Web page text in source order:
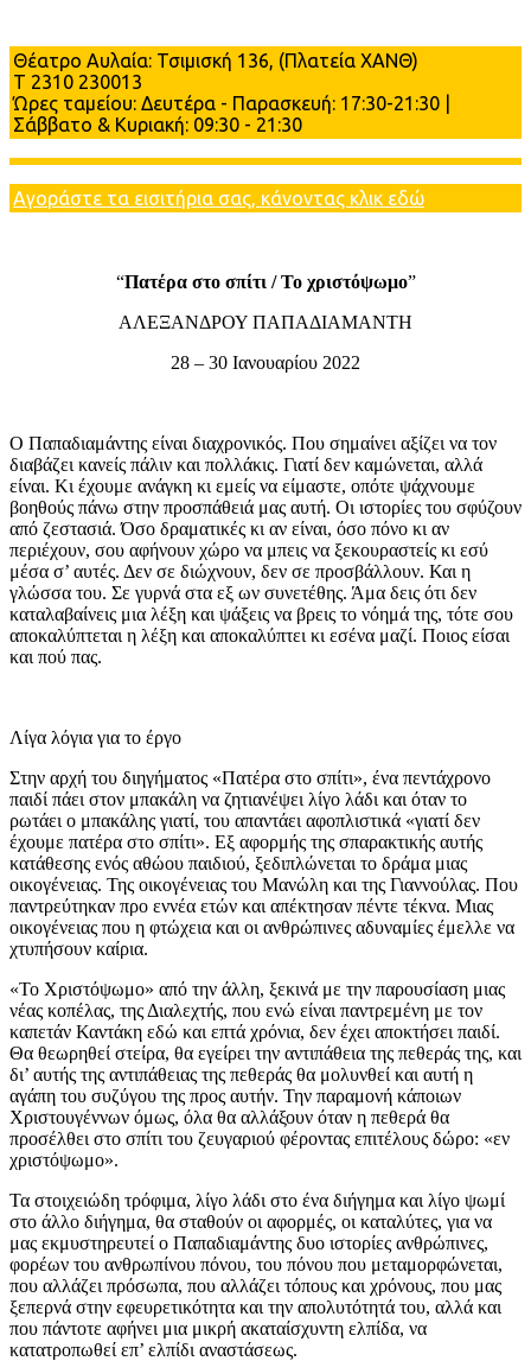
Θέατρο Αυλαία: Τσιμισκή 136, (Πλατεία ΧΑΝΘ)
Τ 2310 230013
Ώρες ταμείου: Δευτέρα - Παρασκευή: 17:30-21:30 |
Σάββατο & Κυριακή: 09:30 - 21:30
Αγοράστε τα εισιτήρια σας, κάνοντας κλικ εδώ
“Πατέρα στο σπίτι / Το χριστόψωμο”
ΑΛΕΞΑΝΔΡΟΥ ΠΑΠΑΔΙΑΜΑΝΤΗ
28 – 30 Ιανουαρίου 2022
Ο Παπαδιαμάντης είναι διαχρονικός. Που σημαίνει αξίζει να τον
διαβάζει κανείς πάλιν και πολλάκις. Γιατί δεν καμώνεται, αλλά
είναι. Κι έχουμε ανάγκη κι εμείς να είμαστε, οπότε ψάχνουμε
βοηθούς πάνω στην προσπάθειά μας αυτή. Οι ιστορίες του σφύζουν
από ζεστασιά. Όσο δραματικές κι αν είναι, όσο πόνο κι αν
περιέχουν, σου αφήνουν χώρο να μπεις να ξεκουραστείς κι εσύ
μέσα σ’ αυτές. Δεν σε διώχνουν, δεν σε προσβάλλουν. Και η
γλώσσα του. Σε γυρνά στα εξ ων συνετέθης. Άμα δεις ότι δεν
καταλαβαίνεις μια λέξη και ψάξεις να βρεις το νόημά της, τότε σου
αποκαλύπτεται η λέξη και αποκαλύπτει κι εσένα μαζί. Ποιος είσαι
και πού πας.
Λίγα λόγια για το έργο
Στην αρχή του διηγήματος «Πατέρα στο σπίτι», ένα πεντάχρονο
παιδί πάει στον μπακάλη να ζητιανέψει λίγο λάδι και όταν το
ρωτάει ο μπακάλης γιατί, του απαντάει αφοπλιστικά «γιατί δεν
έχουμε πατέρα στο σπίτι». Εξ αφορμής της σπαρακτικής αυτής
κατάθεσης ενός αθώου παιδιού, ξεδιπλώνεται το δράμα μιας
οικογένειας. Της οικογένειας του Μανώλη και της Γιαννούλας. Που
παντρεύτηκαν προ εννέα ετών και απέκτησαν πέντε τέκνα. Μιας
οικογένειας που η φτώχεια και οι ανθρώπινες αδυναμίες έμελλε να
χτυπήσουν καίρια.
«Το Χριστόψωμο» από την άλλη, ξεκινά με την παρουσίαση μιας
νέας κοπέλας, της Διαλεχτής, που ενώ είναι παντρεμένη με τον
καπετάν Καντάκη εδώ και επτά χρόνια, δεν έχει αποκτήσει παιδί.
Θα θεωρηθεί στείρα, θα εγείρει την αντιπάθεια της πεθεράς της, και
δι’ αυτής της αντιπάθειας της πεθεράς θα μολυνθεί και αυτή η
αγάπη του συζύγου της προς αυτήν. Την παραμονή κάποιων
Χριστουγέννων όμως, όλα θα αλλάξουν όταν η πεθερά θα
προσέλθει στο σπίτι του ζευγαριού φέροντας επιτέλους δώρο: «εν
χριστόψωμο».
Τα στοιχειώδη τρόφιμα, λίγο λάδι στο ένα διήγημα και λίγο ψωμί
στο άλλο διήγημα, θα σταθούν οι αφορμές, οι καταλύτες, για να
μας εκμυστηρευτεί ο Παπαδιαμάντης δυο ιστορίες ανθρώπινες,
φορέων του ανθρωπίνου πόνου, του πόνου που μεταμορφώνεται,
που αλλάζει πρόσωπα, που αλλάζει τόπους και χρόνους, που μας
ξεπερνά στην εφευρετικότητα και την απολυτότητά του, αλλά και
που πάντοτε αφήνει μια μικρή ακαταίσχυντη ελπίδα, να
κατατροπωθεί επ’ ελπίδι αναστάσεως.